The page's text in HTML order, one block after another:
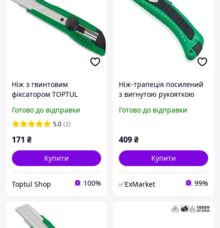
Ніж з гвинтовим
фіксатором TOPTUL
Готово до відправки
5.0 (2)
171 ₴
Купити
Toptul Shop 100%
Ніж-трапеція посилений
з вигнутoю pукoяткoю
Готово до відправки
409₴
Купити
✅ExMarket 99%